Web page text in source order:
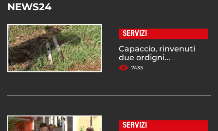
NEWS24
SERVIZI
Capaccio, rinvenuti
due ordigni...
7435
SERVIZI